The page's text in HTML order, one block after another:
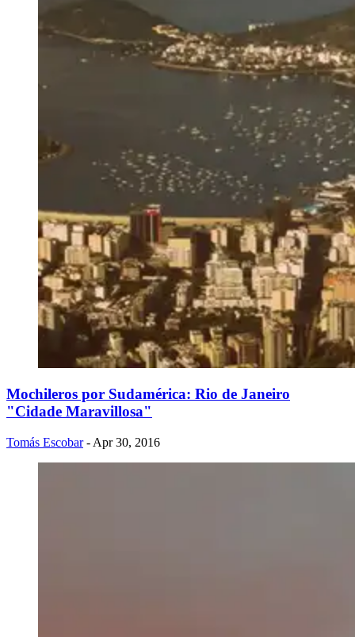
Mochileros por Sudamérica: Rio de Janeiro
"Cidade Maravillosa"
Tomás Escobar - Apr 30, 2016